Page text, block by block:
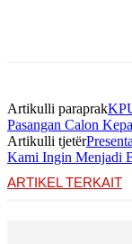
Artikulli paraprak
Pasangan Calon
Artikulli tjetër
Kami Ingin Menjadi
ARTIKEL TERKAIT